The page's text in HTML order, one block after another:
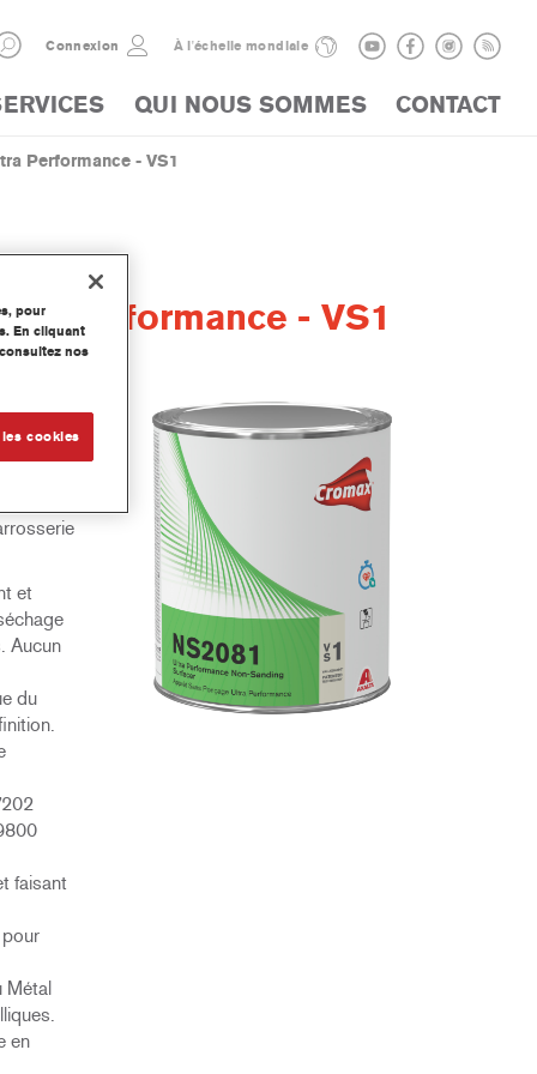
Connexion À l'échelle mondiale
QUI NOUS SOMMES CONTACT
Performance - VS1
Performance - VS1
et
Aucun
du
faisant
Métal
en
pour
En cliquant
nos
cookies